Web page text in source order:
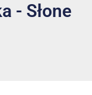
- Słone